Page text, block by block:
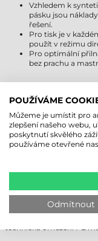
Vzhledem k
pásku jsou
řešení.
Pro tisk je v
použít v režimu
Pro optimální
bez prachu a
ETIKET
Typ materiálu
Papír
Direct thermal
POVRCHY
technická omezení PE
POUŽÍVÁME
Můžeme je umístit pro
zlepšení našeho webu,
poskytnutí skvělého
používáme otevřené
Odmítnout